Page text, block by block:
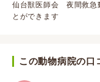
仙台獣医師会 夜間救急
とができます
この動物病院の口